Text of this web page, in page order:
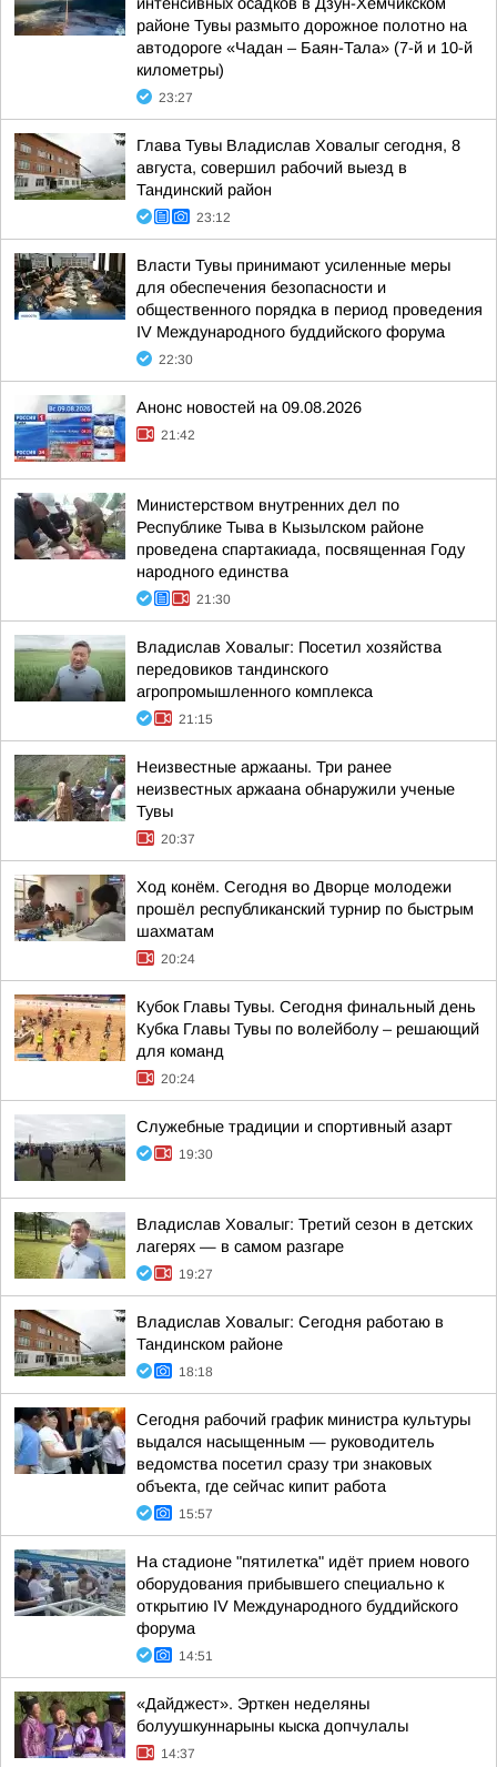
районе Тувы размыто дорожное полотно на
автодороге «Чадан – Баян-Тала» (7-й и 10-й
километры)
23:27
Глава Тувы Владислав Ховалыг сегодня, 8
августа, совершил рабочий выезд в
Тандинский район
23:12
Власти Тувы принимают усиленные меры
для обеспечения безопасности и
общественного порядка в период проведения
IV Международного буддийского форума
22:30
Анонс новостей на 09.08.2026
21:42
Министерством внутренних дел по
Республике Тыва в Кызылском районе
проведена спартакиада, посвященная Году
народного единства
21:30
Владислав Ховалыг: Посетил хозяйства
передовиков тандинского
агропромышленного комплекса
21:15
Неизвестные аржааны. Три ранее
неизвестных аржаана обнаружили ученые
Тувы
20:37
Ход конём. Сегодня во Дворце молодежи
прошёл республиканский турнир по быстрым
шахматам
20:24
Кубок Главы Тувы. Сегодня финальный день
Кубка Главы Тувы по волейболу – решающий
для команд
20:24
Служебные традиции и спортивный азарт
19:30
Владислав Ховалыг: Третий сезон в детских
лагерях — в самом разгаре
19:27
Владислав Ховалыг: Сегодня работаю в
Тандинском районе
18:18
Сегодня рабочий график министра культуры
выдался насыщенным — руководитель
ведомства посетил сразу три знаковых
объекта, где сейчас кипит работа
15:57
На стадионе "пятилетка" идёт прием нового
оборудования прибывшего специально к
открытию IV Международного буддийского
форума
14:51
«Дайджест». Эрткен неделяны
болуушкуннарыны кыска допчулалы
14:37